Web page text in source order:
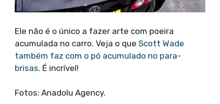
Ele não é o único a fazer arte com poeira
acumulada no carro. Veja o que Scott Wade
também faz com o pó acumulado no para-
brisas. É incrível!
Fotos: Anadolu Agency.